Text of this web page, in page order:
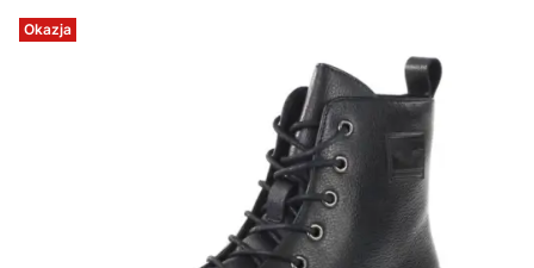
Okazja